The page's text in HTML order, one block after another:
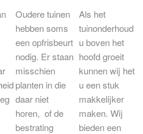
Oudere tuinen
hebben soms
een opfrisbeurt
nodig. Er staan
misschien
planten in die
daar niet
horen, of de
bestrating
Als het
tuinonderhoud
u boven het
hoofd groeit
kunnen wij het
u een stuk
makkelijker
maken. Wij
bieden een